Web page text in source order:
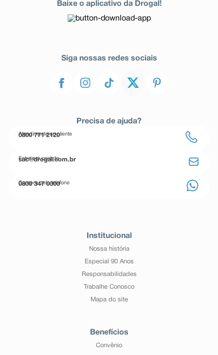
Baixe o aplicativo da Drogal!
Siga nossas redes sociais
Precisa de ajuda?
Atendimento ao cliente
0800 771 2120
Entre em contato
sac@drogal.com.br
Compre pelo telefone
0800 347 0000
Institucional
Nossa história
Especial 90 Anos
Responsabilidades
Trabalhe Conosco
Mapa do site
Benefícios
Convênio